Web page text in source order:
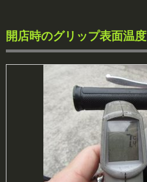
開店時のグリップ表面温度